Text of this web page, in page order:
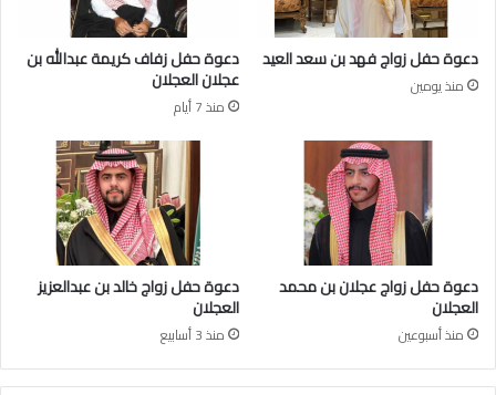
ل
و
ر
ة
ا
ل
د
ا
ع
ي
د
دعوة حفل زواج فهد بن سعد العيد
منذ يومين
دعوة حفل زفاف كريمة عبدالله بن
عجلان العجلان
منذ 7 أيام
دعوة حفل زواج عجلان بن محمد
العجلان
منذ أسبوعين
دعوة حفل زواج خالد بن عبدالعزيز
العجلان
منذ 3 أسابيع